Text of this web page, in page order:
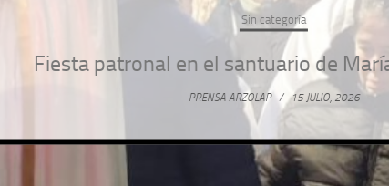
Sin categoría
Fiesta patronal en el santuario de
PRENSA ARZOLAP / 15 JULIO, 2026